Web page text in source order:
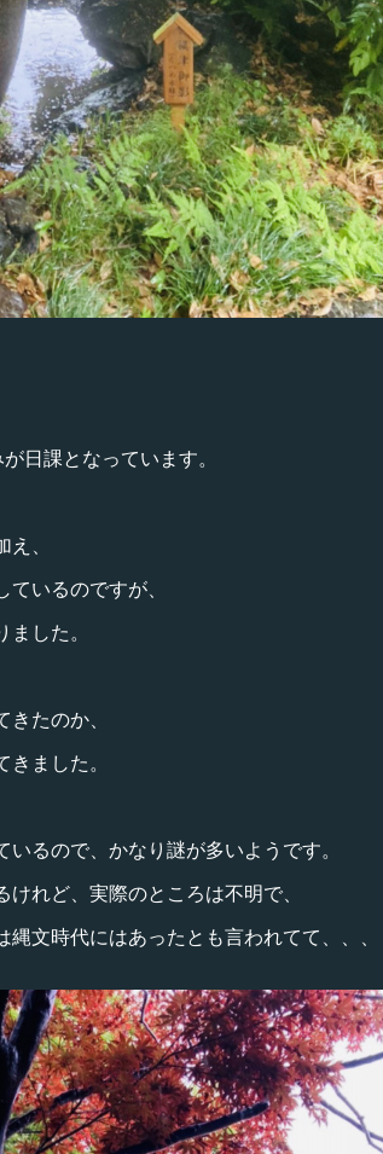
日課となっています。
、
いるのですが、
した。
たのか、
ました。
るので、かなり謎が多いようです。
れど、実際のところは不明で、
文時代にはあったとも言われてて、、、